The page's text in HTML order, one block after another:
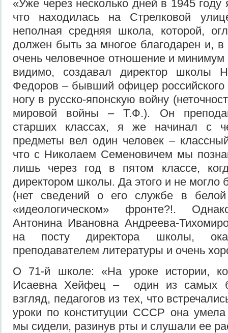
«Уже через несколько дней в 1945 году
что находилась на Стрелковой
неполная средняя школа, которой,
должен быть за многое благодарен и,
очень человечное отношение и
видимо, создавал директор школы
Федоров – бывший офицер
ногу в русско-японскую войну
мировой войны – Т.Ф.). Он
старших классах, я же начинал с
предметы вел один человек –
что с Николаем Семеновичем мы
лишь через год в пятом классе,
директором школы. Да этого и не
(нет сведений о его службе в
«идеологическом» фронте?!.
Антонина Ивановна Андреева-
на посту директора школы,
преподавателем литературы и очень
О 71-й школе: «На уроке истории,
Исаевна Хейфец – один из самых
взгляд, педагогов из тех, что
уроки по конституции СССР она умела
мы сидели, разинув рты и слушали ее